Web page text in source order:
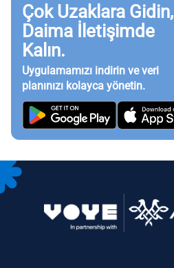
Çok Uzaklara Gidin,
Daima İletişimde
Kalın.
Uygulamamızı indirin ve veri
planınızı kolayca yönetin.